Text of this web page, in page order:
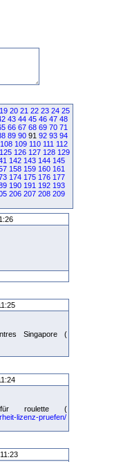
19 20 21 22 23 24 25
43 44 45 46 47 48
66 67 68 69 70 71
89 90 91 92 93 94
108 109 110 111 112
125 126 127 128 129
142 143 144 145
158 159 160 161
174 175 176 177
190 191 192 193
206 207 208 209
Singapore (
roulette (
lizenz-pruefen/